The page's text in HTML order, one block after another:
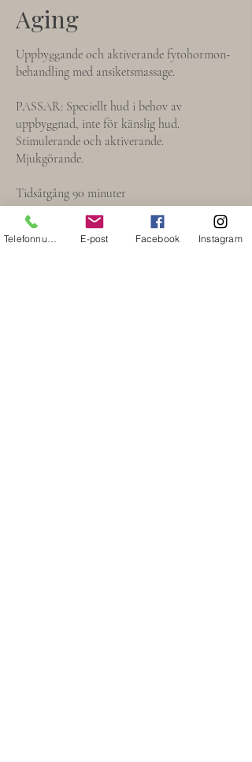
Aging
Uppbyggande och aktiverande fytohormon-
behandling med ansiketsmassage.
PASSAR: Speciellt hud i behov av
uppbyggnad, inte för känslig hud.
Stimulerande och aktiverande.
Mjukgörande.
Tidsåtgång 90 minuter
E-post Facebook Instagram